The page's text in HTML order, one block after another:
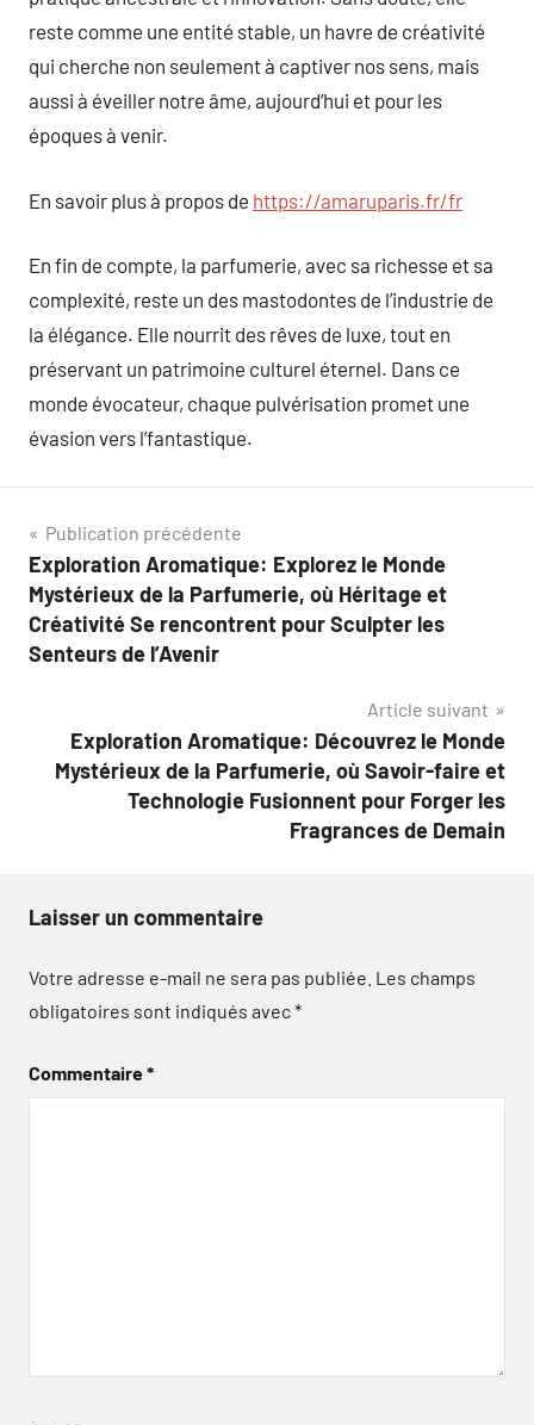
reste comme une entité stable, un havre de créativité
qui cherche non seulement à captiver nos sens, mais
aussi à éveiller notre âme, aujourd’hui et pour les
époques à venir.
En savoir plus à propos de https://amaruparis.fr/fr
En fin de compte, la parfumerie, avec sa richesse et sa
complexité, reste un des mastodontes de l’industrie de
la élégance. Elle nourrit des rêves de luxe, tout en
préservant un patrimoine culturel éternel. Dans ce
monde évocateur, chaque pulvérisation promet une
évasion vers l’fantastique.
Navigation
de
l’article
Publication précédente
Exploration Aromatique: Explorez le Monde
Mystérieux de la Parfumerie, où Héritage et
Créativité Se rencontrent pour Sculpter les
Senteurs de l’Avenir
Article suivant
Exploration Aromatique: Découvrez le Monde
Mystérieux de la Parfumerie, où Savoir-faire et
Technologie Fusionnent pour Forger les
Fragrances de Demain
Laisser un commentaire
Votre adresse e-mail ne sera pas publiée. Les champs
obligatoires sont indiqués avec*
Commentaire*